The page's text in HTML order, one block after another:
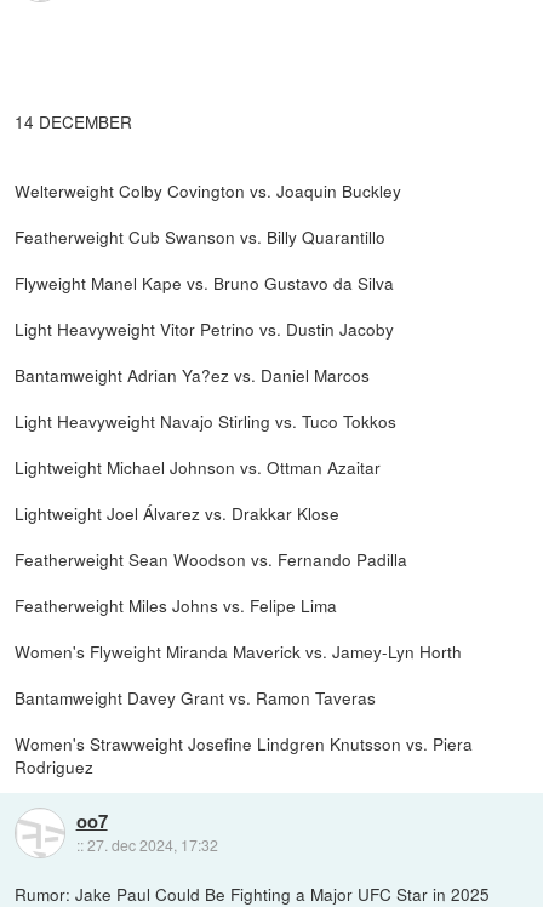
14 DECEMBER
Welterweight Colby Covington vs. Joaquin Buckley
Featherweight Cub Swanson vs. Billy Quarantillo
Flyweight Manel Kape vs. Bruno Gustavo da Silva
Light Heavyweight Vitor Petrino vs. Dustin Jacoby
Bantamweight Adrian Ya?ez vs. Daniel Marcos
Light Heavyweight Navajo Stirling vs. Tuco Tokkos
Lightweight Michael Johnson vs. Ottman Azaitar
Lightweight Joel Álvarez vs. Drakkar Klose
Featherweight Sean Woodson vs. Fernando Padilla
Featherweight Miles Johns vs. Felipe Lima
Women's Flyweight Miranda Maverick vs. Jamey-Lyn Horth
Bantamweight Davey Grant vs. Ramon Taveras
Women's Strawweight Josefine Lindgren Knutsson vs. Piera
Rodriguez
oo7
::27. dec 2024, 17:32
Rumor: Jake Paul Could Be Fighting a Major UFC Star in 2025